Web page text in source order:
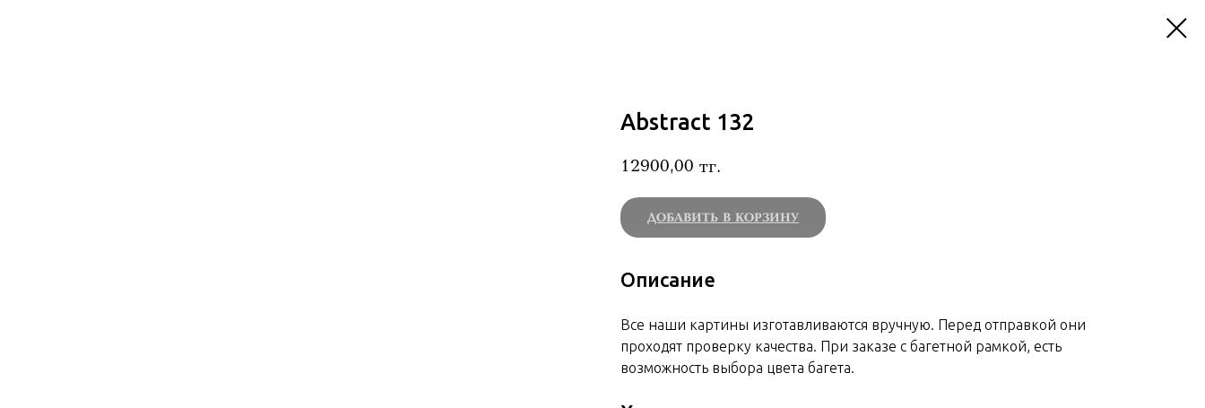
Abstract 132
12900,00 тг.
ДОБАВИТЬ В КОРЗИНУ
Описание
Все наши картины изготавливаются вручную. Перед отправкой они
проходят проверку качества. При заказе с багетной рамкой, есть
возможность выбора цвета багета.